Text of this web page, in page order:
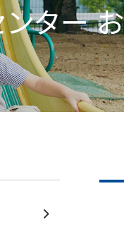
ター